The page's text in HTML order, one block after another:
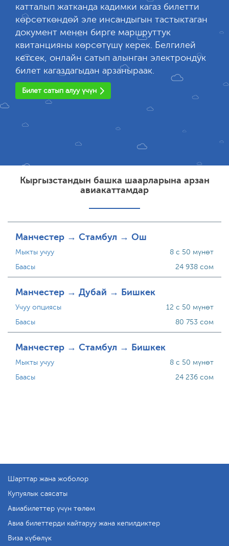
катталып жатканда кадимки кагаз билетти
көрсөткөндөй эле инсандыгын тастыктаган
документ менен бирге маршруттук
квитанцияны көрсөтүшү керек. Белгилей
кетсек, онлайн сатып алынган электрондук
билет кагаздагыдан арзаныраак.
Билет сатып алуу үчүн
Кыргызстандын башка шаарларына арзан
авиакаттамдар
Манчестер → Стамбул → Ош
Мыкты учуу
Баасы
8 с 50 мүнөт
24 938 сом
Манчестер → Дубай → Бишкек
Учуу опциясы
Баасы
12 с 50 мүнөт
80 753 сом
Манчестер → Стамбул → Бишкек
Мыкты учуу
Баасы
8 с 50 мүнөт
24 236 сом
Шарттар жана жоболор
Купуялык саясаты
Авиабилеттер үчүн төлөм
Авиа билеттерди кайтаруу жана кепилдиктер
Виза күбөлүк